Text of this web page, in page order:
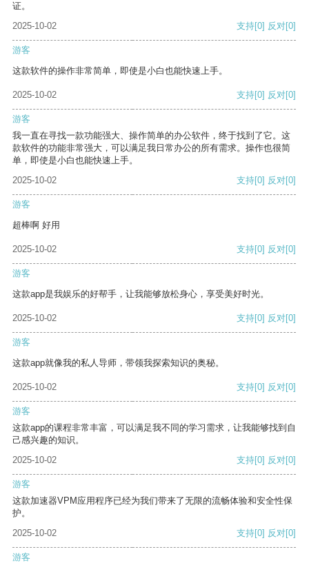
证。
2025-10-02
支持[0] 反对[0]
游客
这款软件的操作非常简单，即使是小白也能快速上手。
2025-10-02 支持[0] 反对[0]
游客
我一直在寻找一款功能强大、操作简单的办公软件，终于找到了它。这
款软件的功能非常强大，可以满足我日常办公的所有需求。操作也很简
单，即使是小白也能快速上手。
2025-10-02
支持[0] 反对[0]
游客
超棒啊 好用
2025-10-02 支持[0] 反对[0]
游客
这款app是我娱乐的好帮手，让我能够放松身心，享受美好时光。
2025-10-02 支持[0] 反对[0]
游客
这款app就像我的私人导师，带领我探索知识的奥秘。
2025-10-02 支持[0] 反对[0]
游客
这款app的课程非常丰富，可以满足我不同的学习需求，让我能够找到自
己感兴趣的知识。
2025-10-02
支持[0] 反对[0]
游客
这款加速器VPM应用程序已经为我们带来了无限的流畅体验和安全性保
护。
2025-10-02
支持[0] 反对[0]
游客